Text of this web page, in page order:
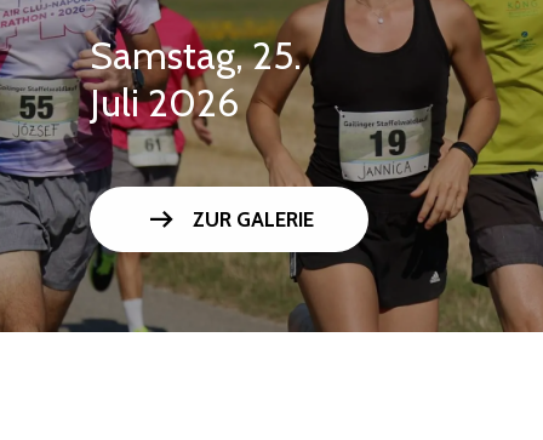
Samstag, 25.
Juli 2026
arrow_right_alt ZUR GALERIE